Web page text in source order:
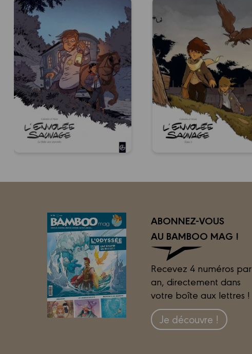
ABONNEZ-VOUS
AU BAMBOO MAG !
Recevez 4 numéros par
an, directement dans
votre boîte aux lettres !
Je découvre !